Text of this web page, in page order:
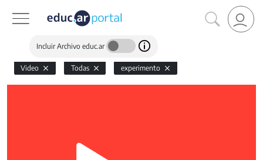
Incluir Archivo educ.ar
Video Todas experimento